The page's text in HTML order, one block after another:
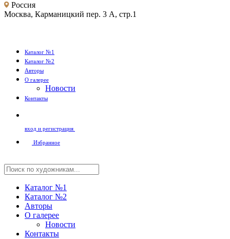
Россия
Москва, Карманицкий пер. 3 А, стр.1
Каталог №1
Каталог №2
Авторы
О галерее
Новости
Контакты
вход и регистрация
Избранное
Каталог №1
Каталог №2
Авторы
О галерее
Новости
Контакты